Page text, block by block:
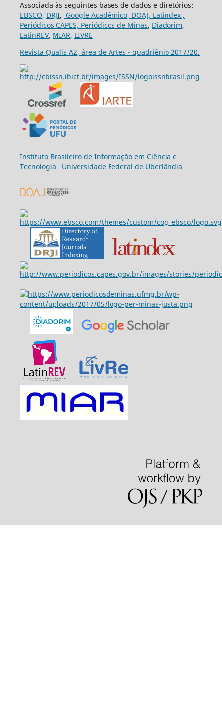
Associada às seguintes bases de dados e diretórios:
EBSCO, DRJI, Google Acadêmico, DOAJ, Latindex ,
Periódicos CAPES, Periódicos de Minas, Diadorim,
LatinREV, MIAR, LIVRE
Revista Qualis A2, área de Artes - quadriênio 2017/20.
Instituto Brasileiro de Informação em Ciência e
Tecnologia
Universidade Federal de Uberlândia